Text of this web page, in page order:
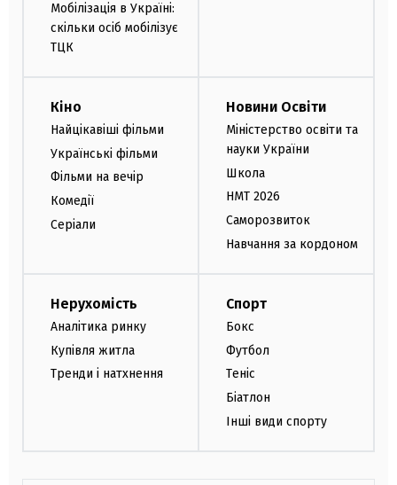
Мобілізація в Україні:
скільки осіб мобілізує
ТЦК
Кіно
Найцікавіші фільми
Українські фільми
Фільми на вечір
Комедії
Серіали
Новини Освіти
Міністерство освіти та
науки України
Школа
НМТ 2026
Саморозвиток
Навчання за кордоном
Нерухомість
Аналітика ринку
Купівля житла
Тренди і натхнення
Спорт
Бокс
Футбол
Теніс
Біатлон
Інші види спорту